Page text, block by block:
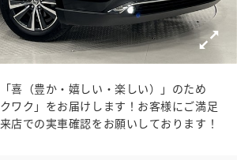
喜（豊か・嬉しい・楽しい）」のため
ワク」をお届けします！お客様にご満足
店での実車確認をお願いしております！